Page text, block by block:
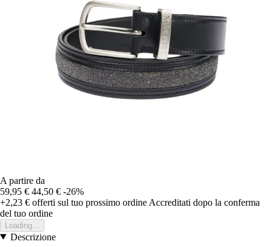
A partire da
59,95 € 44,50 € -26%
+2,23 € offerti sul tuo prossimo ordine Accreditati dopo la conferma
del tuo ordine
Loading...
Descrizione